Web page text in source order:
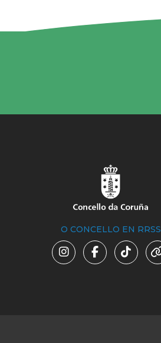
O CONCELLO EN RRSS